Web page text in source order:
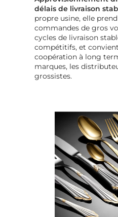
délais de livraison
propre usine, elle
commandes de gros
cycles de livraison
compétitifs, et
coopération à long
marques, les
grossistes.